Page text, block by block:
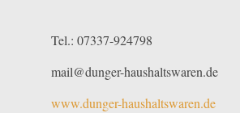
Tel.: 07337-924798
mail@dunger-haushaltswaren.de
www.dunger-haushaltswaren.de